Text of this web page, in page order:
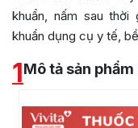
khuẩn, nấm sau
khuẩn dụng cụ y tế,
1Mô tả sản